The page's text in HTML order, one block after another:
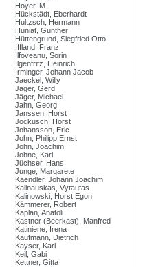
Hoyer, M.
Hückstädt, Eberhardt
Hultzsch, Hermann
Huniat, Günther
Hüttengrund, Siegfried Otto
Iffland, Franz
Ilfoveanu, Sorin
Ilgenfritz, Heinrich
Irminger, Johann Jacob
Jaeckel, Willy
Jäger, Gerd
Jäger, Michael
Jahn, Georg
Janssen, Horst
Jockusch, Horst
Johansson, Eric
John, Philipp Ernst
John, Joachim
Johne, Karl
Jüchser, Hans
Junge, Margarete
Kaendler, Johann Joachim
Kalinauskas, Vytautas
Kalinowski, Horst Egon
Kämmerer, Robert
Kaplan, Anatoli
Kastner (Beerkast), Manfred
Katiniene, Irena
Kaufmann, Dietrich
Kayser, Karl
Keil, Gabi
Kettner, Gitta